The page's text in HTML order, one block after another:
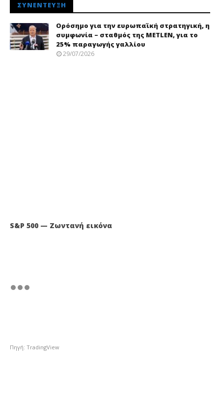
ΣΥΝΈΝΤΕΥΞΗ
Ορόσημο για την ευρωπαϊκή στρατηγική, η
συμφωνία – σταθμός της METLEN, για το
25% παραγωγής γαλλίου
29/07/2026
S&P 500 — Ζωντανή εικόνα
Πηγή: TradingView